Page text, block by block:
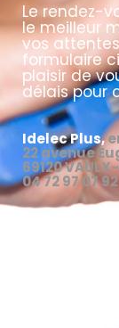
Le rendez-
le meilleur
vos
formulaire
plaisir de
délais pour
Idelec Plus,
22 avenue
69120
04 72 97 07 92